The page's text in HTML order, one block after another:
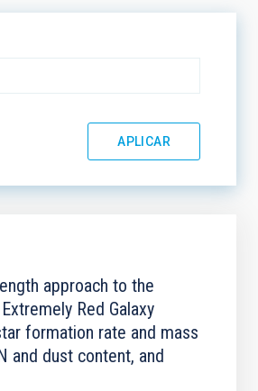
approach to the
Red Galaxy
formation rate and mass
and dust content, and